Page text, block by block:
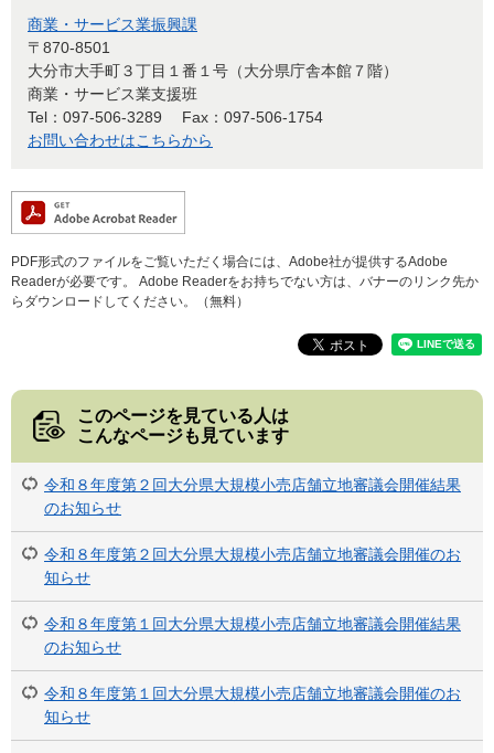
商業・サービス業振興課
〒870-8501
大分市大手町３丁目１番１号（大分県庁舎本館７階）
商業・サービス業支援班
Tel：097-506-3289
Fax：097-506-1754
お問い合わせはこちらから
PDF形式のファイルをご覧いただく場合には、Adobe社が提供するAdobe
Readerが必要です。
Adobe Readerをお持ちでない方は、バナーのリンク先か
らダウンロードしてください。（無料）
このページを見ている人は
こんなページも見ています
令和８年度第２回大分県大規模小売店舗立地審議会開催結果
のお知らせ
令和８年度第２回大分県大規模小売店舗立地審議会開催のお
知らせ
令和８年度第１回大分県大規模小売店舗立地審議会開催結果
のお知らせ
令和８年度第１回大分県大規模小売店舗立地審議会開催のお
知らせ